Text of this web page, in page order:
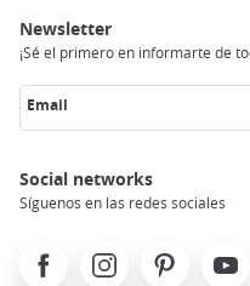
Newsletter
¡Sé el primero en informarte de
Email
Social networks
Síguenos en las redes sociales
FacebookInstagramPinterest